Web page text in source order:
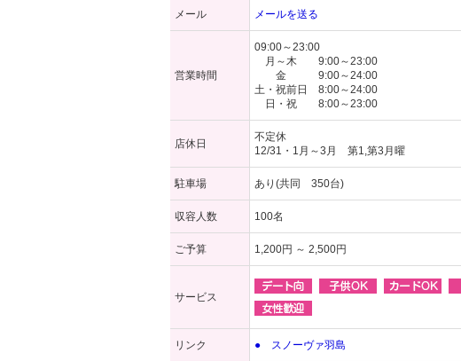
メール メールを送る
営業時間
09:00～23:00
月～木 9:00～23:00
金 9:00～24:00
土・祝前日 8:00～24:00
日・祝 8:00～23:00
店休日
不定休
12/31・1月～3月 第1,第3月曜
駐車場 あり(共同 350台)
収容人数 100名
ご予算 1,200円 ～ 2,500円
サービス
リンク ● スノーヴァ羽島